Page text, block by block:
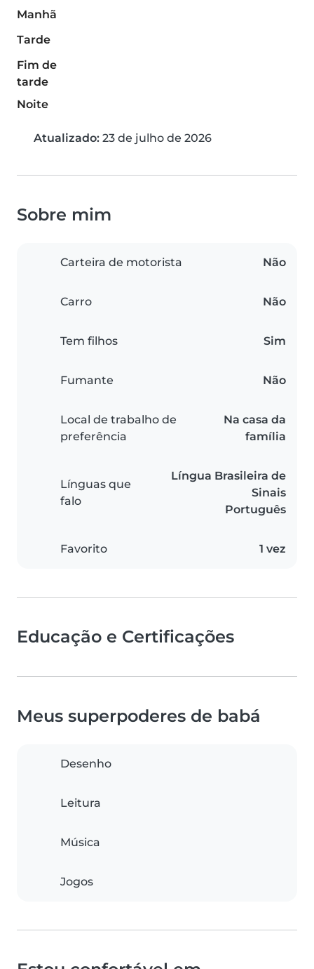
Manhã
Tarde
Fim de
tarde
Noite
Atualizado: 23 de julho de 2026
Sobre mim
Carteira de motorista Não
Carro Não
Tem filhos Sim
Fumante Não
Local de trabalho de
preferência
Na casa da
família
Línguas que
falo
Língua Brasileira de
Sinais
Português
Favorito 1 vez
Educação e Certificações
Meus superpoderes de babá
Desenho
Leitura
Música
Jogos